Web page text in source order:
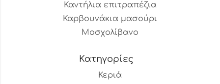
Καντήλια επιτραπέζια
Καρβουνάκια μασούρι
Μοσχολίβανο
Κατηγορίες
Κεριά